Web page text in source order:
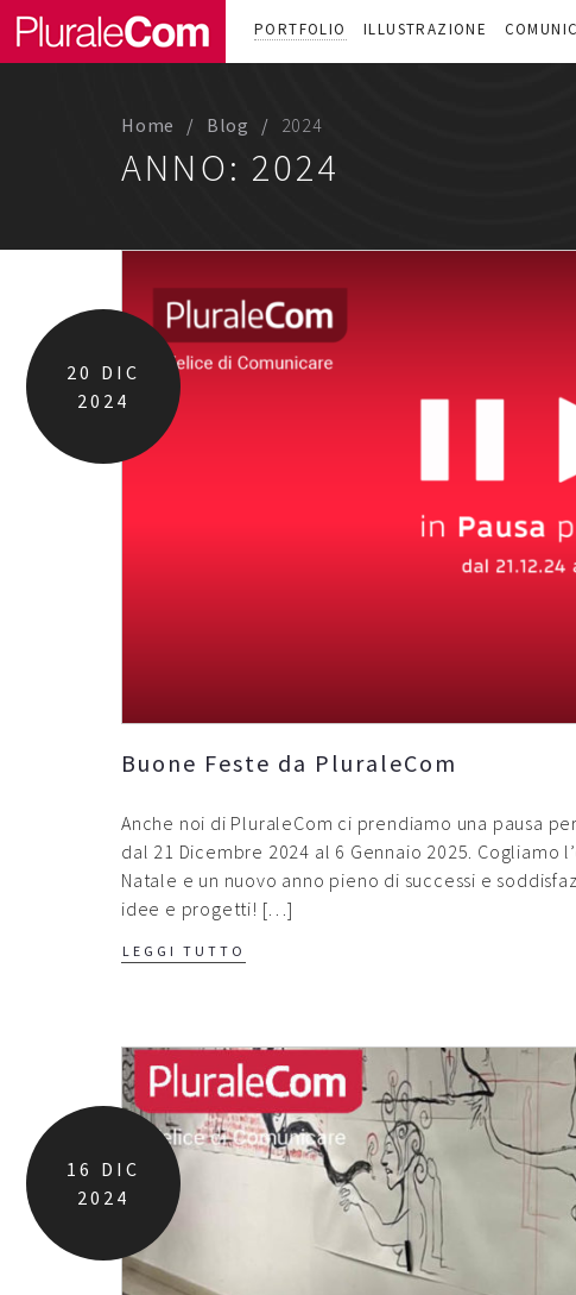
PORTFOLIO ILLUSTRAZIONE
Home Blog 2024
ANNO: 2024
20 DIC
2024
Buone Feste da PluraleCom
Anche noi di PluraleCom ci prendiamo una pausa
dal 21 Dicembre 2024 al 6 Gennaio 2025. Cogliamo
Natale e un nuovo anno pieno di successi e
idee e progetti! […]
LEGGI TUTTO
16 DIC
2024